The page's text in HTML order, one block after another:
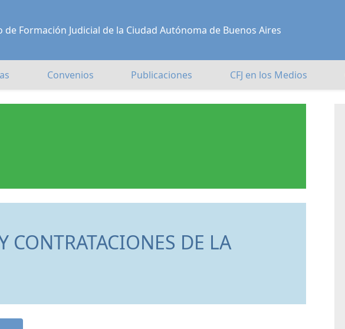
Formación Judicial de la Ciudad Autónoma de Buenos Aires
Convenios Publicaciones CFJ en los Medios
CONTRATACIONES DE LA